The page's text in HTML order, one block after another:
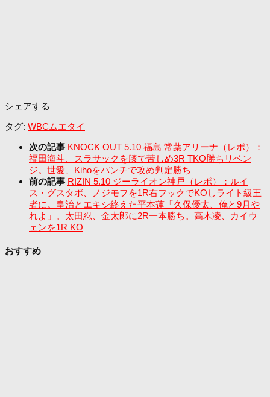
シェアする
タグ: WBCムエタイ
次の記事 KNOCK OUT 5.10 福島 常葉アリーナ（レポ）：
福田海斗、スラサックを膝で苦しめ3R TKO勝ちリベン
ジ。世愛、Kihoをパンチで攻め判定勝ち
前の記事 RIZIN 5.10 ジーライオン神戸（レポ）：ルイ
ス・グスタボ、ノジモフを1R右フックでKOしライト級王
者に。皇治とエキシ終えた平本蓮「久保優太、俺と9月や
れよ」。太田忍、金太郎に2R一本勝ち。高木凌、カイウ
ェンを1R KO
おすすめ